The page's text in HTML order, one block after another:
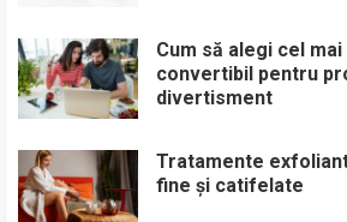
Cum să alegi cel
convertibil pentru
divertisment
Tratamente
fine și catifelate